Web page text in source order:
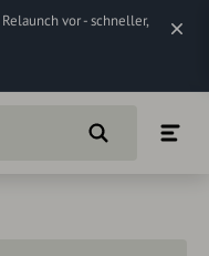
vor - schneller,